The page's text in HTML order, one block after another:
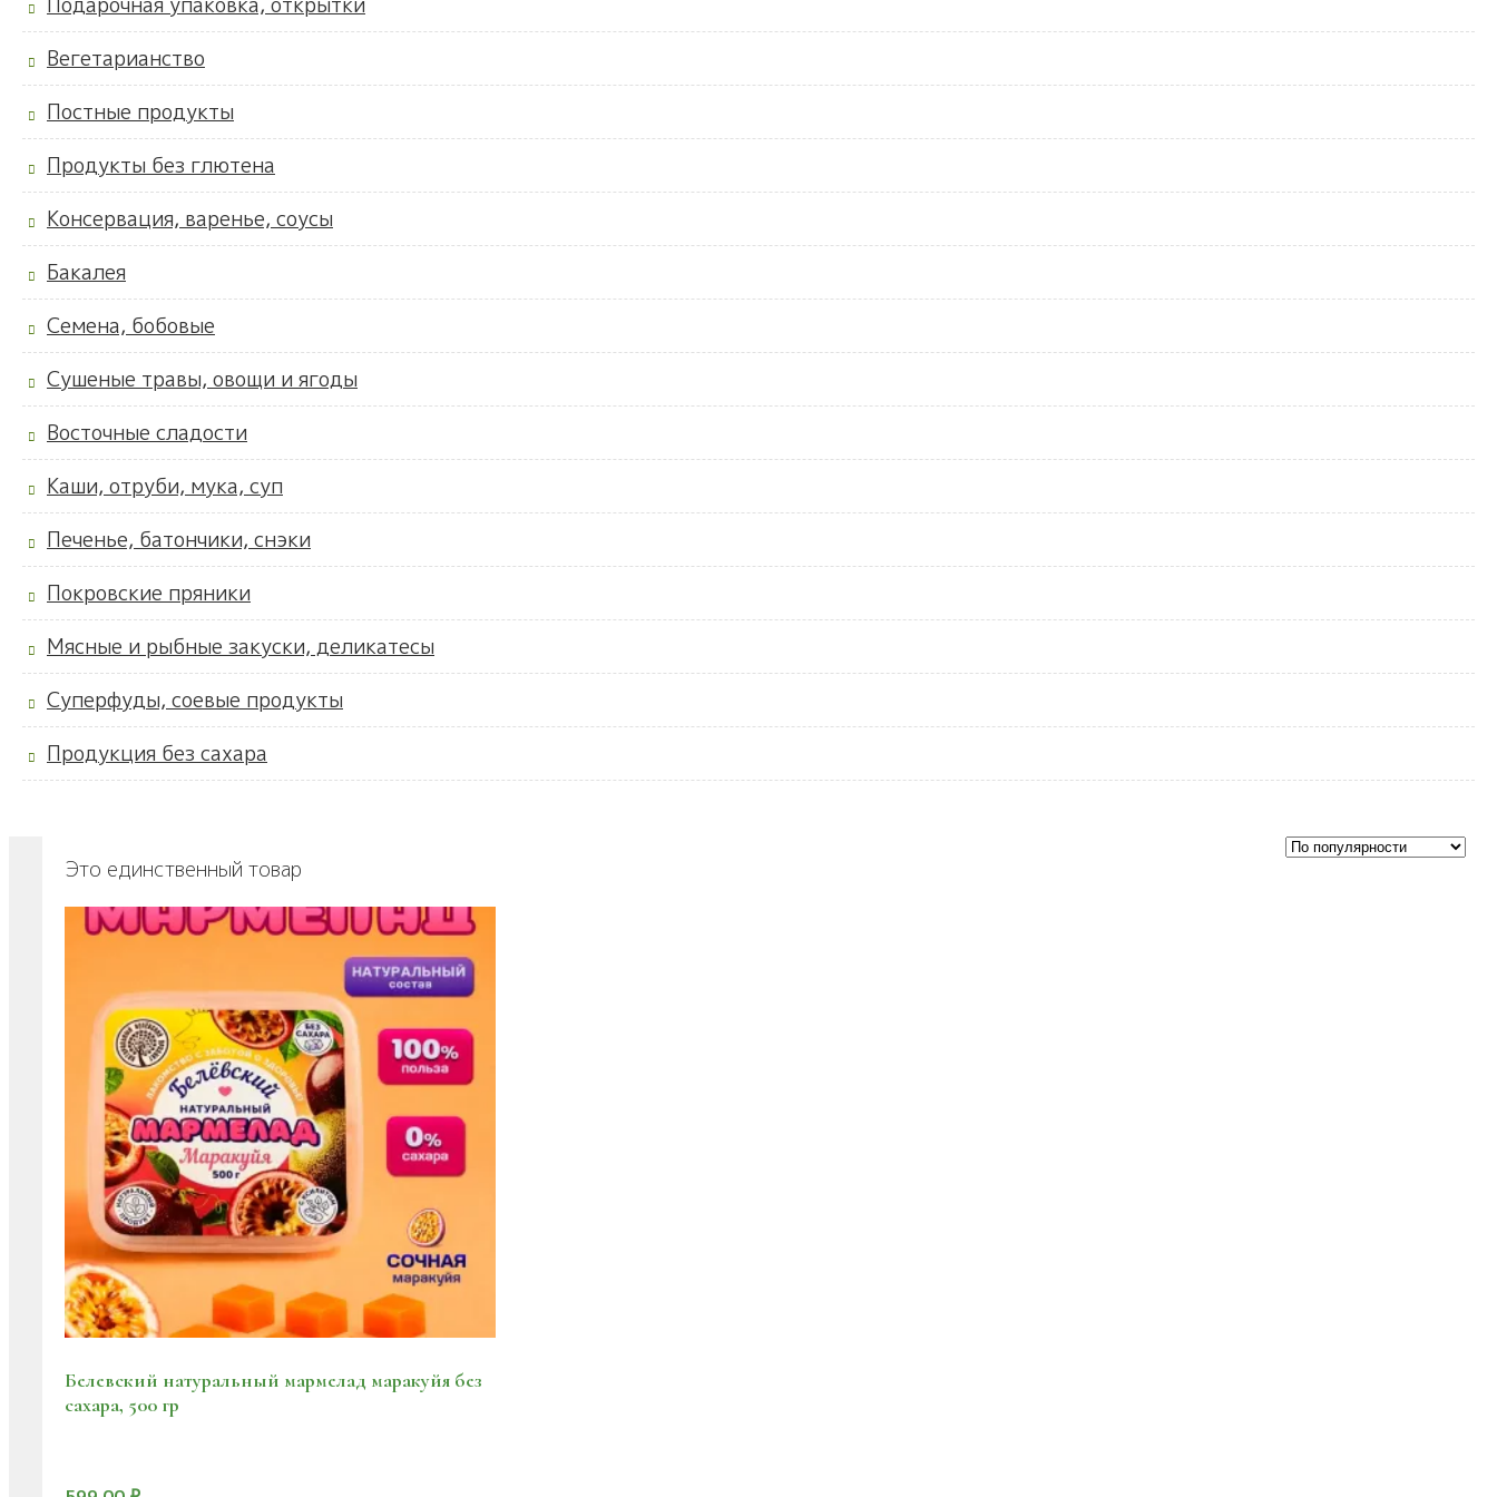
Вегетарианство
Постные продукты
Продукты без глютена
Консервация, варенье, соусы
Бакалея
Семена, бобовые
Сушеные травы, овощи и ягоды
Восточные сладости
Каши, отруби, мука, суп
Печенье, батончики, снэки
Покровские пряники
Мясные и рыбные закуски, деликатесы
Суперфуды, соевые продукты
Продукция без сахара
Это единственный товар
Белевский натуральный мармелад маракуйя без
сахара, 500 гр